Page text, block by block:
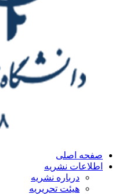
صفحه اصلی
اطلاعات نشریه
درباره نشریه
هیئت تحریریه